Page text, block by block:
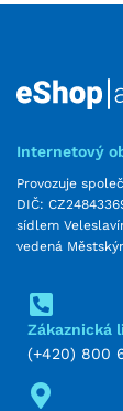
Internetový
Provozuje
DIČ:
sídlem
vedená
Zákaznická
(+420) 800